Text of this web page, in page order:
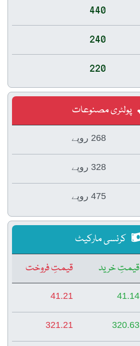
440
240
220
پولٹری مصنوعات
268 روپے
328 روپے
475 روپے
کرنسی مارکیٹ
قیمتِ خرید
قیمتِ فروخت
41.14
41.21
320.63
321.21